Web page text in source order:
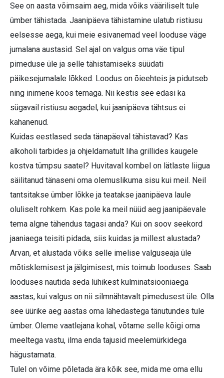
See on aasta võimsaim aeg, mida võiks vääriliselt tule
ümber tähistada. Jaanipäeva tähistamine ulatub ristiusu
eelsesse aega, kui meie esivanemad veel looduse väge
jumalana austasid. Sel ajal on valgus oma väe tipul
pimeduse üle ja selle tähistamiseks süüdati
päikesejumalale lõkked. Loodus on õieehteis ja pidutseb
ning inimene koos temaga. Nii kestis see edasi ka
sügavail ristiusu aegadel, kui jaanipäeva tähtsus ei
kahanenud.
Kuidas eestlased seda tänapäeval tähistavad? Kas
alkoholi tarbides ja ohjeldamatult liha grillides kaugele
kostva tümpsu saatel? Huvitaval kombel on lätlaste liigua
säilitanud tänaseni oma olemuslikuma sisu kui meil. Neil
tantsitakse ümber lõkke ja teatakse jaanipäeva laule
oluliselt rohkem. Kas pole ka meil nüüd aeg jaanipäevale
tema algne tähendus tagasi anda? Kui on soov seekord
jaaniaega teisiti pidada, siis kuidas ja millest alustada?
Arvan, et alustada võiks selle imelise valguseaja üle
mõtisklemisest ja jälgimisest, mis toimub looduses. Saab
looduses nautida seda lühikest kulminatsiooniaega
aastas, kui valgus on nii silmnähtavalt pimedusest üle. Olla
see üürike aeg aastas oma lähedastega tänutundes tule
ümber. Oleme vaatlejana kohal, võtame selle kõigi oma
meeltega vastu, ilma enda tajusid meelemürkidega
hägustamata.
Tulel on võime põletada ära kõik see, mida me oma ellu